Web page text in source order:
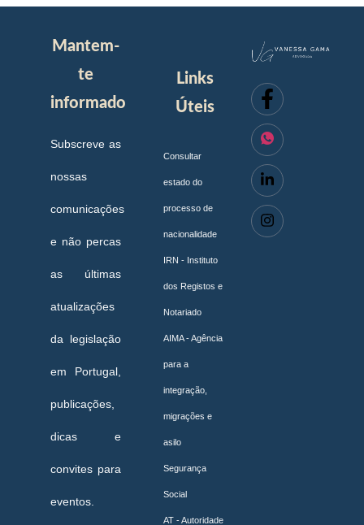
Links
Úteis
Consultar
estado do
processo de
nacionalidade
IRN - Instituto
dos Registos e
Notariado
AIMA - Agência
para a
integração,
migrações e
asilo
Segurança
Social
AT - Autoridade
Mantem-
te
informado
Subscreve as
nossas
comunicações
e não percas
as últimas
atualizações
da legislação
em Portugal,
publicações,
dicas e
convites para
eventos.